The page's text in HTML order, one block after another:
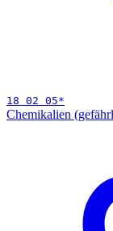
18 02 05*
Chemikalien